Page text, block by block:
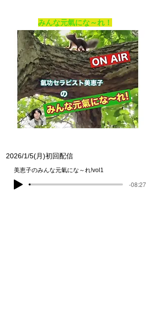
​みんな元氣にな～れ！
2026/1/5(月)初回配信
美恵子のみんな元氣にな～れ!vol1
-08:27